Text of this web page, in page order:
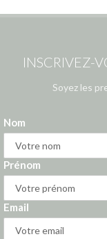
INSCRIVEZ-
Soyez les
Nom
Prénom
Email